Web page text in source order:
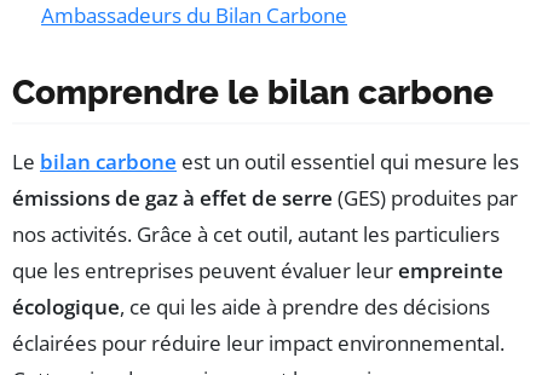
Ambassadeurs du Bilan Carbone
Comprendre le bilan carbone
Le bilan carbone est un outil essentiel qui mesure les
émissions de gaz à effet de serre (GES) produites par
nos activités. Grâce à cet outil, autant les particuliers
que les entreprises peuvent évaluer leurempreinte
écologique, ce qui les aide à prendre des décisions
éclairées pour réduire leur impact environnemental.